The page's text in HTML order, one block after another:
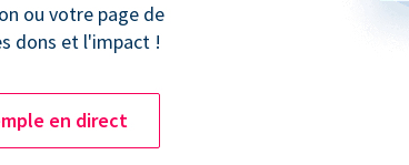
ou votre page de
dons et l'impact !
en direct